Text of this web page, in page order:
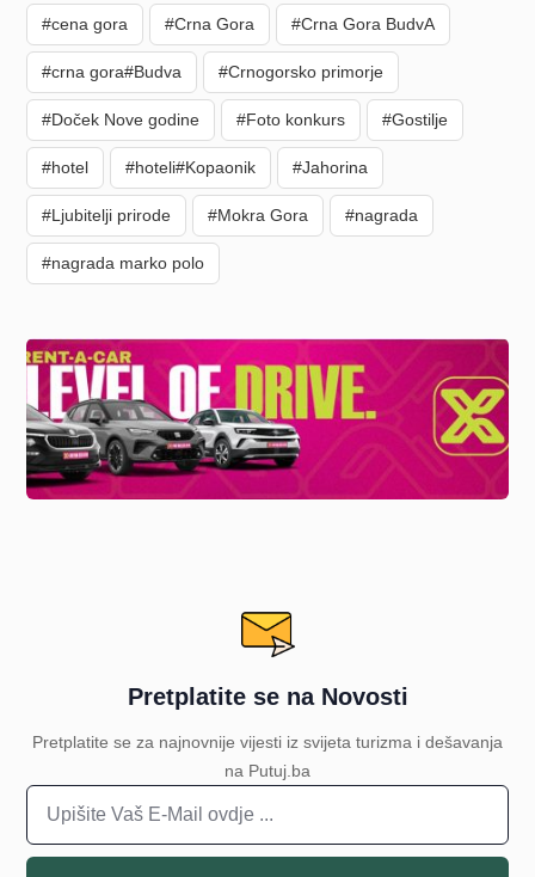
#cena gora #Crna Gora #Crna Gora BudvA
#crna gora#Budva #Crnogorsko primorje
#Doček Nove godine #Foto konkurs #Gostilje
#hotel #hoteli#Kopaonik #Jahorina
#Ljubitelji prirode #Mokra Gora #nagrada
#nagrada marko polo
Pretplatite se na Novosti
Pretplatite se za najnovnije vijesti iz svijeta turizma i dešavanja
na Putuj.ba